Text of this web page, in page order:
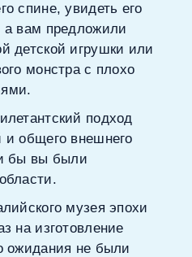
спине, увидеть его
а вам предложили
детской игрушки или
монстра с плохо
подход
и общего внешнего
бы вы были
музея эпохи
на изготовление
ожидания не были